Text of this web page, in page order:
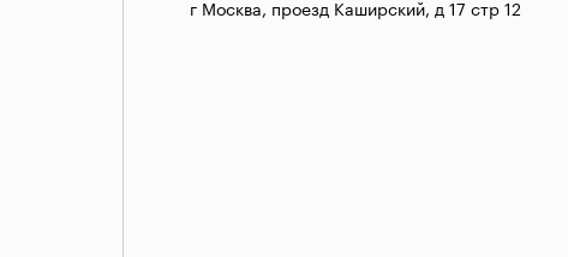
г Москва, проезд Каширский, д 17 стр 12